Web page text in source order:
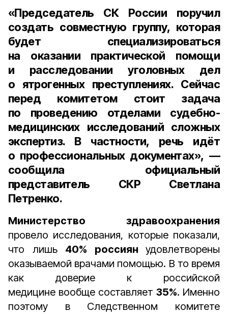
«Председатель СК России поручил
создать совместную группу, которая
будет специализироваться
на оказании практической помощи
и расследовании уголовных дел
о ятрогенных преступлениях. Сейчас
перед комитетом стоит задача
по проведению отделами судебно-
медицинских исследований сложных
экспертиз. В частности, речь идёт
о профессиональных документах», —
сообщила официальный
представитель СКР Светлана
Петренко.
Министерство здравоохранения
провело исследования, которые показали,
что лишь 40% россиян удовлетворены
оказываемой врачами помощью. В то время
как доверие к российской
медицине вообще составляет 35%. Именно
поэтому в Следственном комитете